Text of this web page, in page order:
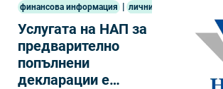
финансова информация | лични финанси
Услугата на НАП за
предварително
попълнени
декларации е